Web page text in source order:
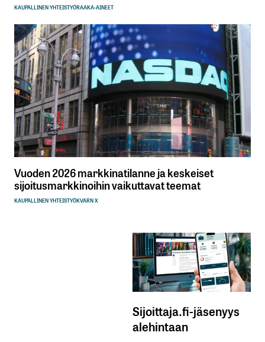
KAUPALLINEN YHTEISTYÖRAAKA-AINEET
Vuoden 2026 markkinatilanne ja keskeiset
sijoitusmarkkinoihin vaikuttavat teemat
KAUPALLINEN YHTEISTYÖKVARN X
Sijoittaja.fi-jäsenyys
alehintaan